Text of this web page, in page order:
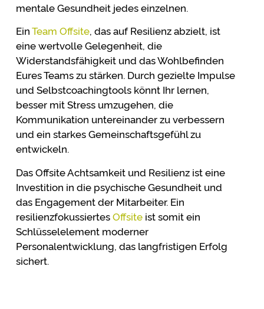
mentale Gesundheit jedes einzelnen.
Ein Team Offsite, das auf Resilienz abzielt, ist
eine wertvolle Gelegenheit, die
Widerstandsfähigkeit und das Wohlbefinden
Eures Teams zu stärken. Durch gezielte Impulse
und Selbstcoachingtools könnt Ihr lernen,
besser mit Stress umzugehen, die
Kommunikation untereinander zu verbessern
und ein starkes Gemeinschaftsgefühl zu
entwickeln.
Das Offsite Achtsamkeit und Resilienz ist eine
Investition in die psychische Gesundheit und
das Engagement der Mitarbeiter. Ein
resilienzfokussiertes Offsiteist somit ein
Schlüsselelement moderner
Personalentwicklung, das langfristigen Erfolg
sichert.